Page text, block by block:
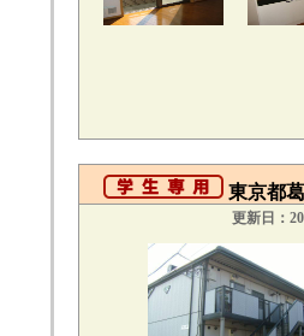
東京都
更新日：